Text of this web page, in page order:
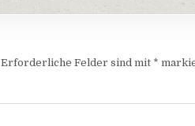
Erforderliche Felder sind mit *